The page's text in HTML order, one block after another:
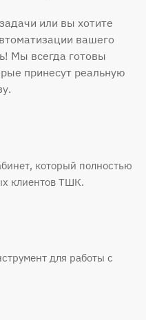
или вы хотите
вашего
Мы всегда готовы
принесут реальную
который полностью
клиентов ТШК.
для работы с